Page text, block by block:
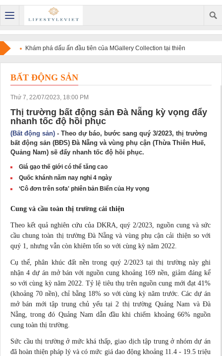
Khám phá dấu ấn đầu tiên của MGallery Collection tại thiên
đường nghỉ dưỡng Maldives với V Villas Maldives at Mirihi -
MGallery Collection
BẤT ĐỘNG SẢN
Thứ 7, 22/07/2023, 18:00 PM
Thị trường bất động sản Đà Nẵng kỳ vọng đẩy
nhanh tốc độ hồi phục
(Bất động sản) - Theo dự báo, bước sang quý 3/2023, thị trường
bất động sản (BĐS) Đà Nẵng và vùng phụ cận (Thừa Thiên Huế,
Quảng Nam) sẽ đẩy nhanh tốc độ hồi phục.
Giá gạo thế giới có thể tăng cao
Quốc khánh năm nay nghỉ 4 ngày
‘Cô đơn trên sofa' phiên bản Biển của Hy vọng
Cung và cầu toàn thị trường cải thiện
Theo kết quả nghiên cứu của DKRA, quý 2/2023, nguồn cung và sức
cầu chung toàn thị trường Đà Nẵng và vùng phụ cận cải thiện so với
quý 1, nhưng vẫn còn khiêm tốn so với cùng kỳ năm 2022.
Cụ thể, phân khúc đất nền trong quý 2/2023 tại thị trường này ghi
nhận 4 dự án mở bán với nguồn cung khoảng 169 nền, giảm đáng kể
so với cùng kỳ năm 2022. Tỷ lệ tiêu thụ trên nguồn cung mới đạt 41%
(khoảng 70 nền), chỉ bằng 18% so với cùng kỳ năm trước. Các dự án
mở bán mới tập trung chủ yếu tại 2 thị trường Quảng Nam và Đà
Nẵng, trong đó Quảng Nam dẫn đầu khi chiếm khoảng 66% nguồn
cung toàn thị trường.
Sức cầu thị trường ở mức khá thấp, giao dịch tập trung ở nhóm dự án
đã hoàn thiện pháp lý và có mức giá dao động khoảng 11.4 - 19.5 triệu